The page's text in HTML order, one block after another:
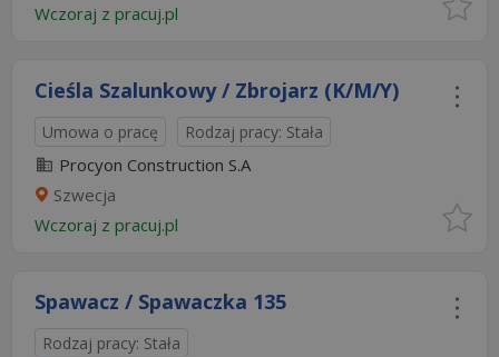
Wczoraj z pracuj.pl
Cieśla Szalunkowy / Zbrojarz (K/M/Y)
Umowa o pracę Rodzaj pracy: Stała
Procyon Construction S.A
Szwecja
Wczoraj z pracuj.pl
Spawacz / Spawaczka 135
Rodzaj pracy: Stała